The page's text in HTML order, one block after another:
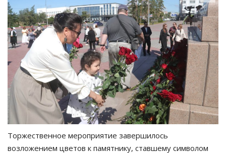
Торжественное мероприятие завершилось
возложением цветов к памятнику, ставшему символом